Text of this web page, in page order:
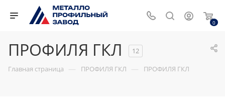
0
ПРОФИЛЯ ГКЛ
12
Главная страница
— ПРОФИЛЯ ГКЛ — ПРОФИЛЯ ГКЛ